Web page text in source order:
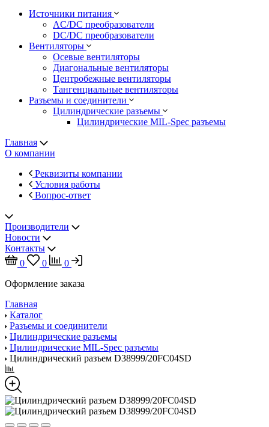
Источники питания
AC/DC преобразователи
DC/DC преобразователи
Вентиляторы
Осевые вентиляторы
Диагональные вентиляторы
Центробежные вентиляторы
Тангенциальные вентиляторы
Разъемы и соединители
Цилиндрические разъемы
Цилиндрические MIL-Spec разъемы
Главная
О компании
Реквизиты компании
Условия работы
Вопрос-ответ
Производители
Новости
Контакты
0
0
0
Оформление заказа
Главная
Каталог
Разъемы и соединители
Цилиндрические разъемы
Цилиндрические MIL-Spec разъемы
Цилиндрический разъем D38999/20FC04SD